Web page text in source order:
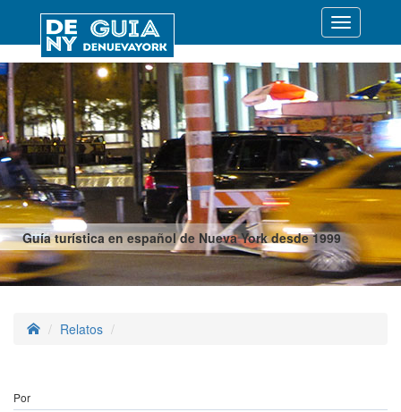
Guía turística en español de Nueva York desde 1999
Desplegar
Relatos
Por